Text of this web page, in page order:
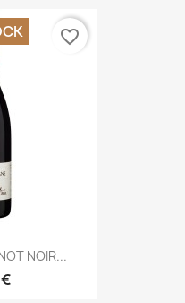
NOIR...
favorite_border